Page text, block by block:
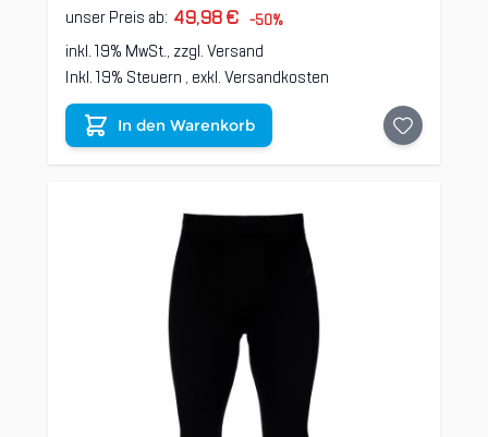
unser Preis ab: 49,98 € -50%
inkl. 19% MwSt., zzgl.Versand
Inkl. 19% Steuern , exkl.Versandkosten
In den Warenkorb